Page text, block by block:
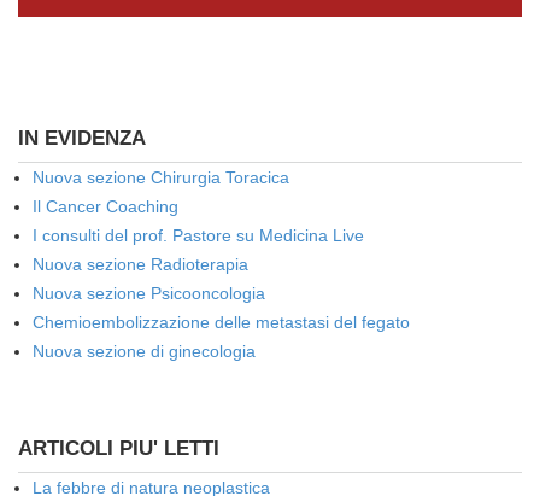
IN EVIDENZA
Nuova sezione Chirurgia Toracica
Il Cancer Coaching
I consulti del prof. Pastore su Medicina Live
Nuova sezione Radioterapia
Nuova sezione Psicooncologia
Chemioembolizzazione delle metastasi del fegato
Nuova sezione di ginecologia
ARTICOLI PIU' LETTI
La febbre di natura neoplastica